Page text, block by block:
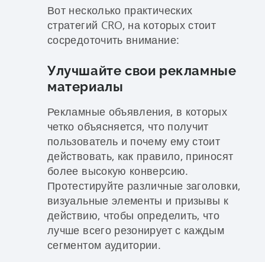
Вот несколько практических
стратегий CRO, на которых стоит
сосредоточить внимание:
Улучшайте свои рекламные
материалы
Рекламные объявления, в которых
четко объясняется, что получит
пользователь и почему ему стоит
действовать, как правило, приносят
более высокую конверсию.
Протестируйте различные заголовки,
визуальные элементы и призывы к
действию, чтобы определить, что
лучше всего резонирует с каждым
сегментом аудитории.